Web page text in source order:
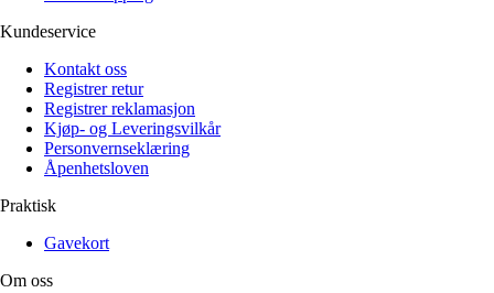
Kundeservice
Kontakt oss
Registrer retur
Registrer reklamasjon
Kjøp- og Leveringsvilkår
Personvernseklæring
Åpenhetsloven
Praktisk
Gavekort
Om oss